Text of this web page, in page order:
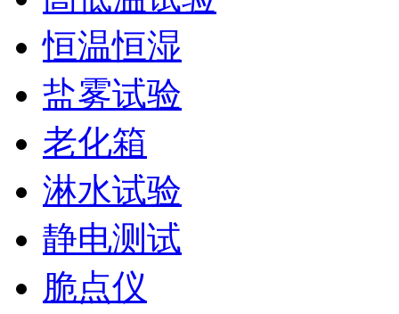
恒温恒湿
盐雾试验
老化箱
淋水试验
静电测试
脆点仪